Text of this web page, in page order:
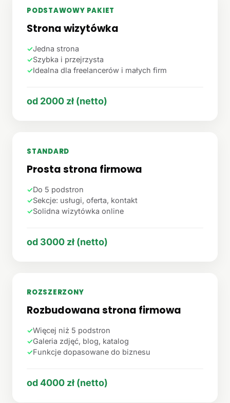
PODSTAWOWY PAKIET
Strona wizytówka
✓Jedna strona
✓Szybka i przejrzysta
✓Idealna dla freelancerów i małych firm
od 2000 zł (netto)
STANDARD
Prosta strona firmowa
✓Do 5 podstron
✓Sekcje: usługi, oferta, kontakt
✓Solidna wizytówka online
od 3000 zł (netto)
ROZSZERZONY
Rozbudowana strona firmowa
✓Więcej niż 5 podstron
✓Galeria zdjęć, blog, katalog
✓Funkcje dopasowane do biznesu
od 4000 zł (netto)